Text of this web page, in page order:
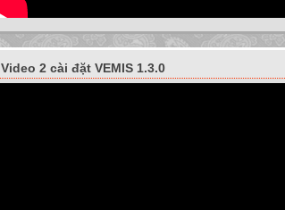
Video 2 cài đặt VEMIS 1.3.0